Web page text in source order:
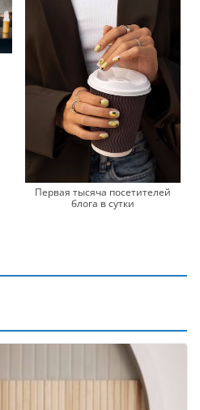
Первая тысяча посетителей
блога в сутки